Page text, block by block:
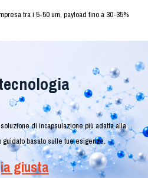
tra i 5-50 um, payload fino a 30-35%
di incapsulazione più adatta alla
guidato basato sulle tue esigenze.
giusta